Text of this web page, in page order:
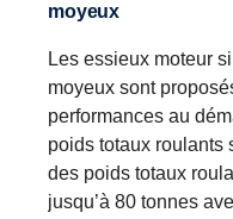
moyeux
Les essieux moteur
moyeux sont
performances au
poids totaux roulants
des poids totaux
jusqu’à 80 tonnes